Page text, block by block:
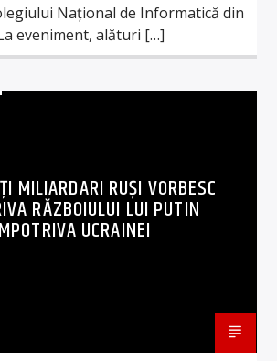
Național de Informatică din
eveniment, alături […]
MILIARDARI RUȘI VORBESC
RĂZBOIULUI LUI PUTIN
UCRAINEI